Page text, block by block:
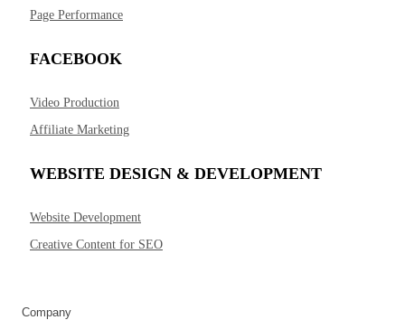
Page Performance
FACEBOOK
Video Production
Affiliate Marketing
WEBSITE DESIGN & DEVELOPMENT
Website Development
Creative Content for SEO
Company